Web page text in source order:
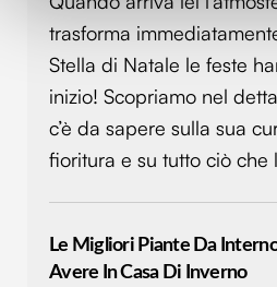
(impronte digitali).
Approfondisci come vengono
e imposta le tue preferenze nella
modificare o ritirare il tuo
dalla Dichiarazione sui cookie.
Utilizziamo i cookie per
informazioni sul modo in cui
nostri partner che si occupano
trasforma
Stella di Natale le feste
inizio! Scopriamo nel
c’è da sapere sulla sua
fioritura e su tutto ciò che
Le Migliori Piante Da
Avere In Casa Di Inverno